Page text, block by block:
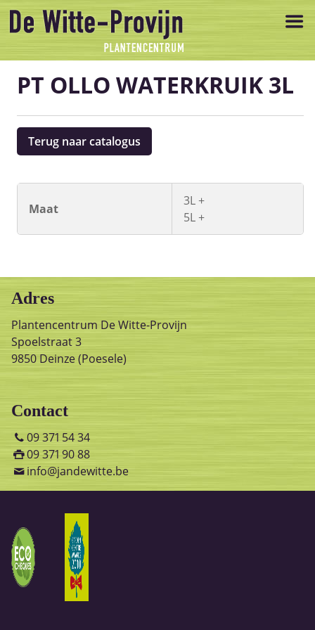
PT OLLO WATERKRUIK 3L
Terug naar catalogus
Maat
3L +
5L +
Adres
Plantencentrum De Witte-Provijn
Spoelstraat 3
9850 Deinze (Poesele)
Contact
09 371 54 34
09 371 90 88
info@jandewitte.be